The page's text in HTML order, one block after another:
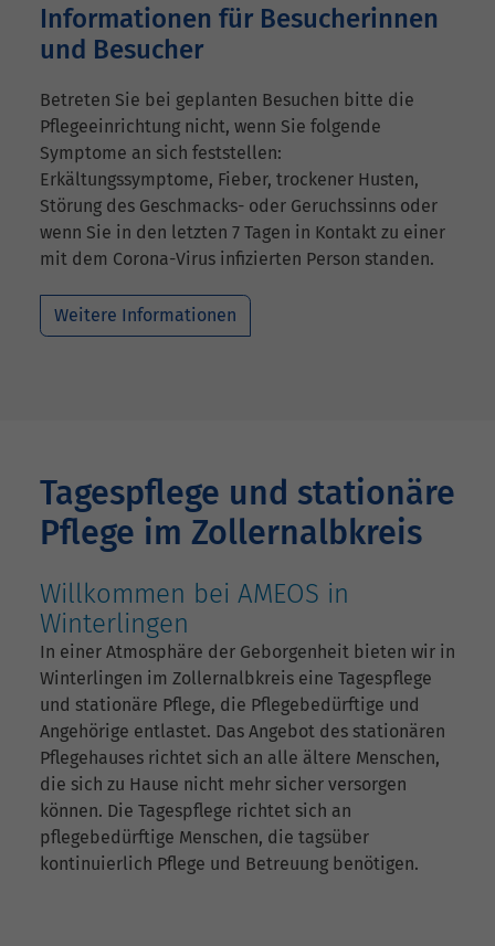
Informationen für Besucherinnen
und Besucher
Betreten Sie bei geplanten Besuchen bitte die
Pflegeeinrichtung nicht, wenn Sie folgende
Symptome an sich feststellen:
Erkältungssymptome, Fieber, trockener Husten,
Störung des Geschmacks- oder Geruchssinns oder
wenn Sie in den letzten 7 Tagen in Kontakt zu einer
mit dem Corona-Virus infizierten Person standen.
Weitere Informationen
Tagespflege und stationäre
Pflege im Zollernalbkreis
Willkommen bei AMEOS in
Winterlingen
In einer Atmosphäre der Geborgenheit bieten wir in
Winterlingen im Zollernalbkreis eine Tagespflege
und stationäre Pflege, die Pflegebedürftige und
Angehörige entlastet. Das Angebot des stationären
Pflegehauses richtet sich an alle ältere Menschen,
die sich zu Hause nicht mehr sicher versorgen
können. Die Tagespflege richtet sich an
pflegebedürftige Menschen, die tagsüber
kontinuierlich Pflege und Betreuung benötigen.